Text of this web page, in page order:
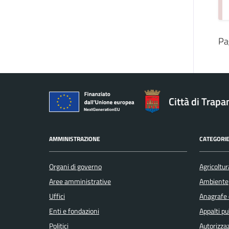
Città di
AMMINISTRAZIONE
Organi di governo
Aree amministrative
Uffici
Enti e fondazioni
Politici
Ambiente
Appalti